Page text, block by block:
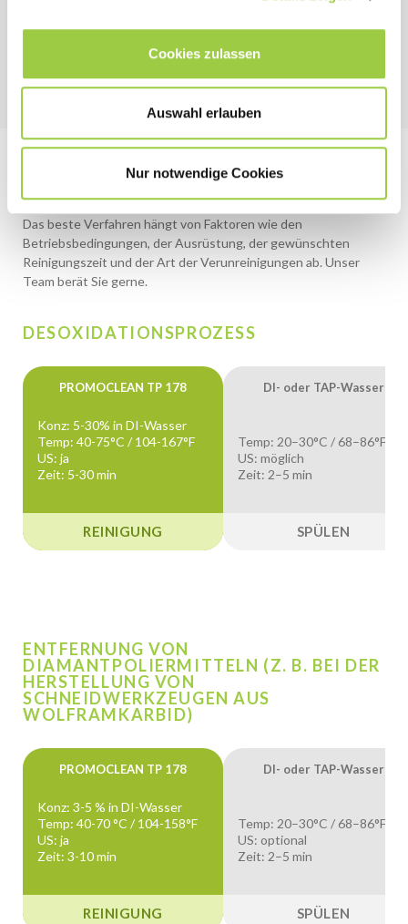
Cookies zulassen
Auswahl erlauben
Nur notwendige Cookies
Prozessempfehlung
Das beste Verfahren hängt von Faktoren wie den
Betriebsbedingungen, der Ausrüstung, der gewünschten
Reinigungszeit und der Art der Verunreinigungen ab. Unser
Team berät Sie gerne.
DESOXIDATIONSPROZESS
PROMOCLEAN TP 178
Konz: 5-30% in DI-Wasser
Temp: 40-75°C / 104-167°F
US: ja
Zeit: 5-30 min
REINIGUNG
DI- oder TAP-Wasser
Temp: 20–30°C / 68–86°F
US: möglich
Zeit: 2–5 min
SPÜLEN
ENTFERNUNG VON
DIAMANTPOLIERMITTELN (Z. B. BEI DER
HERSTELLUNG VON
SCHNEIDWERKZEUGEN AUS
WOLFRAMKARBID)
PROMOCLEAN TP 178
Konz: 3-5 % in DI-Wasser
Temp: 40-70 °C / 104-158°F
US: ja
Zeit: 3-10 min
REINIGUNG
DI- oder TAP-Wasser
Temp: 20–30°C / 68–86°F
US: optional
Zeit: 2–5 min
SPÜLEN